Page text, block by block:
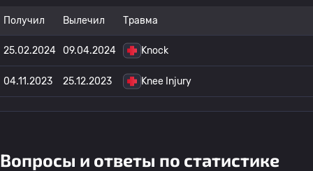
Получил Вылечил Травма
25.02.2024 09.04.2024 Knock
04.11.2023 25.12.2023 Knee Injury
Вопросы и ответы по статистике